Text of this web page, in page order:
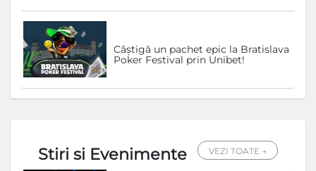
Câștigă un pachet epic la Bratislava
Poker Festival prin Unibet!
Stiri si Evenimente VEZI TOATE →